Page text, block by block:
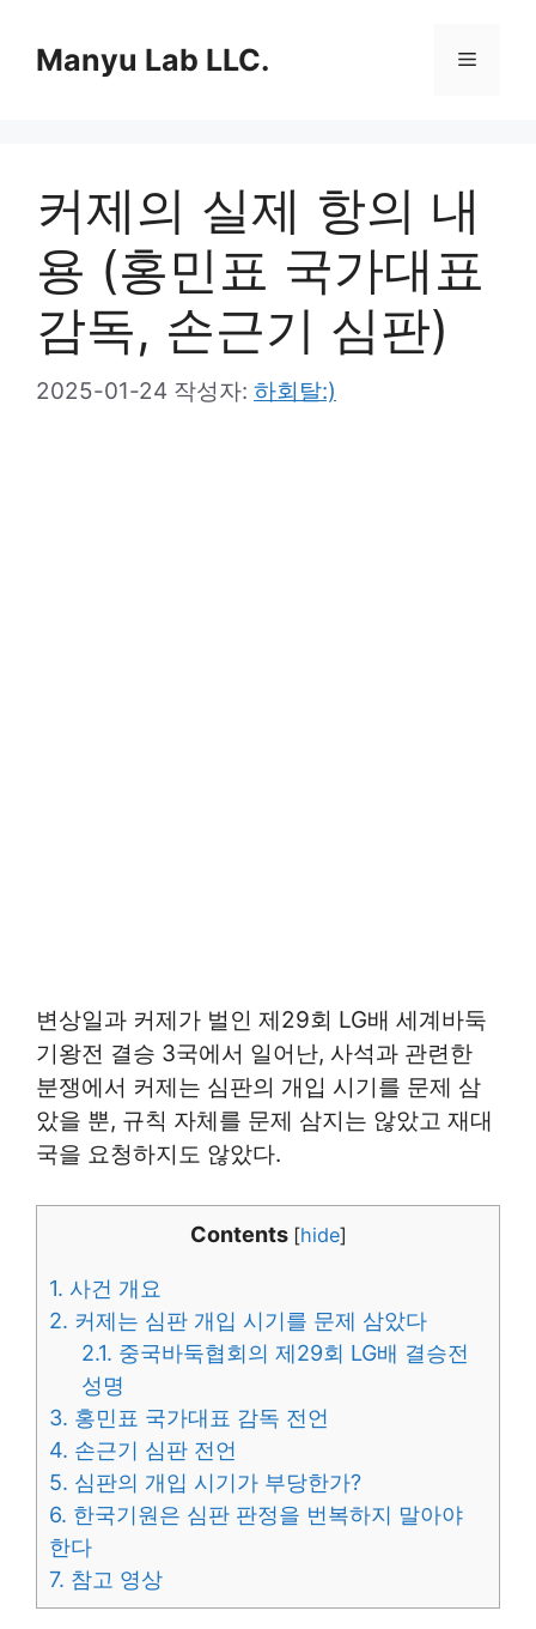
Manyu Lab LLC. 메
커제의 실제 항의 내
용 (홍민표 국가대표
감독, 손근기 심판)
2025-01-24 작성자: 하회탈:)
변상일과 커제가 벌인 제29회 LG배 세계바둑
기왕전 결승 3국에서 일어난, 사석과 관련한
분쟁에서 커제는 심판의 개입 시기를 문제 삼
았을 뿐, 규칙 자체를 문제 삼지는 않았고 재대
국을 요청하지도 않았다.
Contents [hide]
1. 사건 개요
2. 커제는 심판 개입 시기를 문제 삼았다
2.1. 중국바둑협회의 제29회 LG배 결승전
성명
3. 홍민표 국가대표 감독 전언
4. 손근기 심판 전언
5. 심판의 개입 시기가 부당한가?
6. 한국기원은 심판 판정을 번복하지 말아야
한다
7. 참고 영상